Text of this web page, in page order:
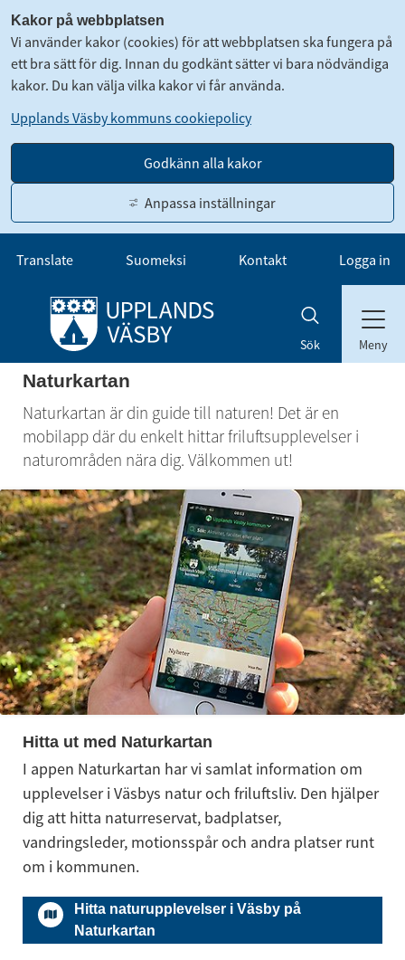
Kakor på webbplatsen
Vi använder kakor (cookies) för att webbplatsen ska fungera på
ett bra sätt för dig. Innan du godkänt sätter vi bara nödvändiga
kakor. Du kan välja vilka kakor vi får använda.
Upplands Väsby kommuns cookiepolicy
Godkänn alla kakor
Anpassa inställningar
Gå till innehåll
Translate Suomeksi Kontakt Logga in
Sök Meny
Naturkartan
Naturkartan är din guide till naturen! Det är en
mobilapp där du enkelt hittar friluftsupplevelser i
naturområden nära dig. Välkommen ut!
Hitta ut med Naturkartan
I appen Naturkartan har vi samlat information om
upplevelser i Väsbys natur och friluftsliv. Den hjälper
dig att hitta naturreservat, badplatser,
vandringsleder, motionsspår och andra platser runt
om i kommunen.
Hitta naturupplevelser i Väsby på
Naturkartan